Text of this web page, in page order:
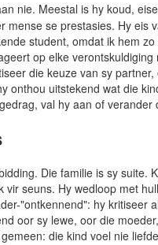
nie. Meestal is hy koud,
se prestasies. Hy eis
student, omdat ik hem
op elke
die keuze van sy
onthou uitstekend wat die
val hy aan of verander
Die familie is sy suite.
seuns. Hy wedloop met
"ontkennend": hy kritiseer
oor sy lewe, oor die
die kind voel nie